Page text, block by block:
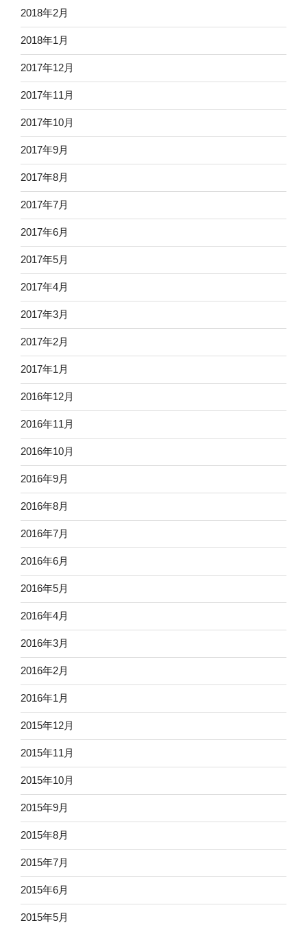
2018年2月
2018年1月
2017年12月
2017年11月
2017年10月
2017年9月
2017年8月
2017年7月
2017年6月
2017年5月
2017年4月
2017年3月
2017年2月
2017年1月
2016年12月
2016年11月
2016年10月
2016年9月
2016年8月
2016年7月
2016年6月
2016年5月
2016年4月
2016年3月
2016年2月
2016年1月
2015年12月
2015年11月
2015年10月
2015年9月
2015年8月
2015年7月
2015年6月
2015年5月